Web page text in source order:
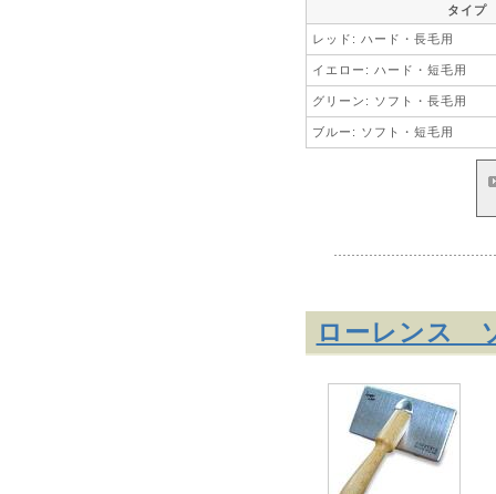
タイプ
レッド: ハード・長毛用
イエロー: ハード・短毛用
グリーン: ソフト・長毛用
ブルー: ソフト・短毛用
ローレンス